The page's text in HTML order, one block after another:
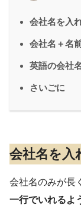
会社名を入
会社名＋名
英語の会社
さいごに
会社名を入
会社名のみが長
一行でいれるよ